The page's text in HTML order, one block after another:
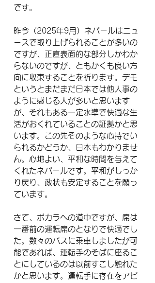
です。
昨今（2025年9月）ネパールはニュ
ースで取り上げられることが多いの
ですが、正直表面的な部分しかわか
らないのですが、ともかくも良い方
向に収束することを祈ります。デモ
というとまだまだ日本では他人事の
ように感じる人が多いと思います
が、それもある一定水準で快適な生
活がおくれていることの証拠かと思
います。この先そのような心持でい
られるかどうか、日本もわかりませ
ん。心地よい、平和な時間を与えて
くれたネパールです。平和がしっか
り戻り、政状も安定することを願っ
ています。
さて、ポカラへの道中ですが、席は
一番前の運転席のとなりで快適でし
た。数々のバスに乗車しましたが可
能であれば、運転手のそばに座るこ
とにしているのは以前すこし触れた
かと思います。運転手に存在をアピ